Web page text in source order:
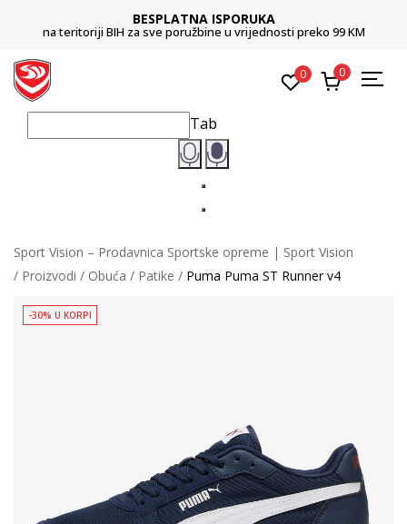
BESPLATNA ISPORUKA
na teritoriji BIH za sve poružbine u vrijednosti preko 99 KM
0 0
Tab
Sport Vision – Prodavnica Sportske opreme | Sport Vision
Proizvodi
Obuća Patike Puma Puma ST Runner v4
-30% U KORPI